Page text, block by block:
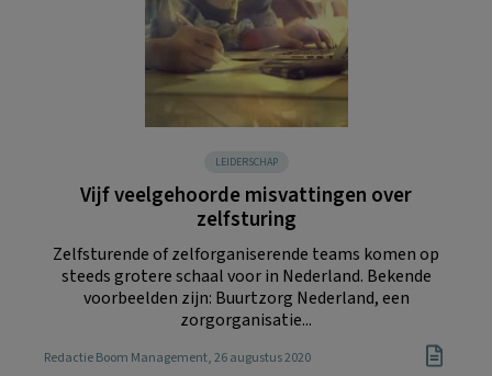
LEIDERSCHAP
Vijf veelgehoorde misvattingen over
zelfsturing
Zelfsturende of zelforganiserende teams komen op
steeds grotere schaal voor in Nederland. Bekende
voorbeelden zijn: Buurtzorg Nederland, een
zorgorganisatie...
Redactie Boom Management, 26 augustus 2020